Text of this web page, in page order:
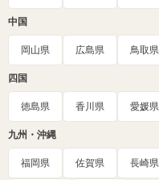
中国
岡山県 広島県 鳥取県
四国
徳島県 香川県 愛媛県
九州・沖縄
福岡県 佐賀県 長崎県